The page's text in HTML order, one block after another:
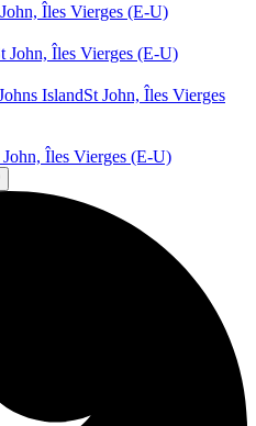
Îles Vierges (E-U)
John, Îles Vierges (E-U)
IslandSt John, Îles Vierges
John, Îles Vierges (E-U)